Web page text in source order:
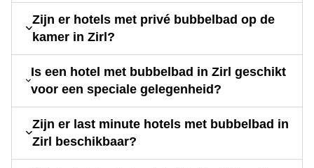
Zijn er hotels met privé bubbelbad op de
kamer in Zirl?
Is een hotel met bubbelbad in Zirl geschikt
voor een speciale gelegenheid?
Zijn er last minute hotels met bubbelbad in
Zirl beschikbaar?